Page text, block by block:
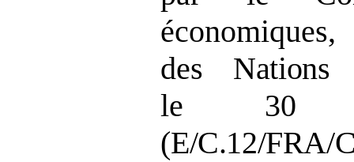
des
le
30
(E/C.12/FRA/